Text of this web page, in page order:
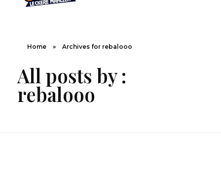
Home » Archives for rebalooo
All posts by :
rebalooo